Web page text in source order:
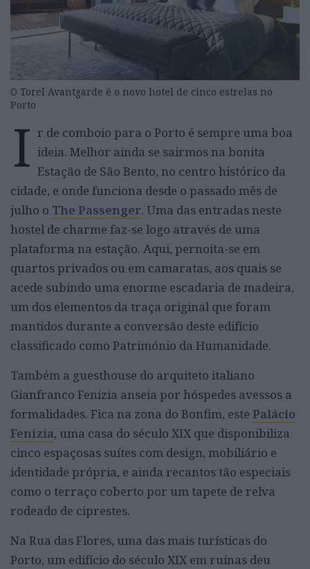
O Torel Avantgarde é o novo hotel de cinco estrelas no
Porto
I r de comboio para o Porto é sempre uma boa
ideia. Melhor ainda se sairmos na bonita
Estação de São Bento, no centro histórico da
cidade, e onde funciona desde o passado mês de
julho o The Passenger. Uma das entradas neste
hostel de charme faz-se logo através de uma
plataforma na estação. Aqui, pernoita-se em
quartos privados ou em camaratas, aos quais se
acede subindo uma enorme escadaria de madeira,
um dos elementos da traça original que foram
mantidos durante a conversão deste edifício
classificado como Património da Humanidade.
Também a guesthouse do arquiteto italiano
Gianfranco Fenizia anseia por hóspedes avessos a
formalidades. Fica na zona do Bonfim, este Palácio
Fenizia, uma casa do século XIX que disponibiliza
cinco espaçosas suítes com design, mobiliário e
identidade própria, e ainda recantos tão especiais
como o terraço coberto por um tapete de relva
rodeado de ciprestes.
Na Rua das Flores, uma das mais turísticas do
Porto, um edifício do século XIX em ruínas deu